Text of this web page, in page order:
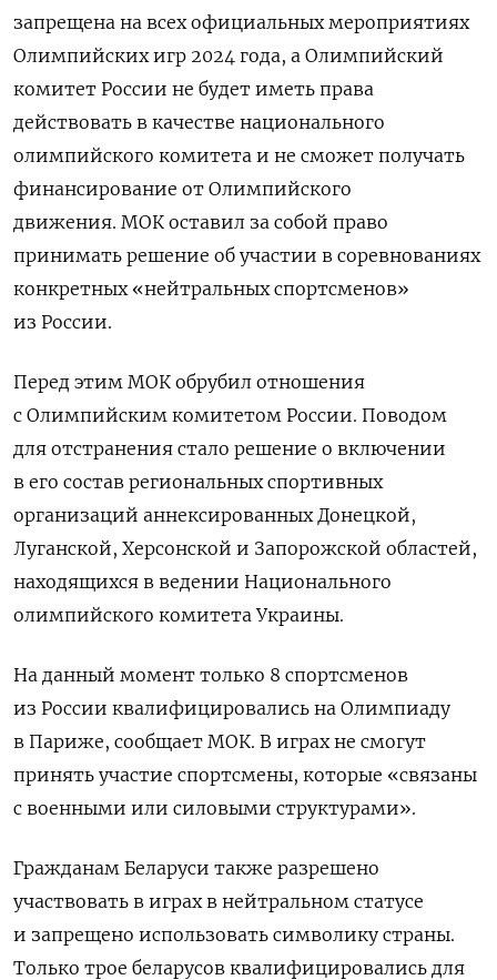
запрещена на всех официальных мероприятиях
Олимпийских игр 2024 года, а Олимпийский
комитет России не будет иметь права
действовать в качестве национального
олимпийского комитета и не сможет получать
финансирование от Олимпийского
движения. МОК оставил за собой право
принимать решение об участии в соревнованиях
конкретных «нейтральных спортсменов»
из России.
Перед этим МОК обрубил отношения
с Олимпийским комитетом России. Поводом
для отстранения стало решение о включении
в его состав региональных спортивных
организаций аннексированных Донецкой,
Луганской, Херсонской и Запорожской областей,
находящихся в ведении Национального
олимпийского комитета Украины.
На данный момент только 8 спортсменов
из России квалифицировались на Олимпиаду
в Париже, сообщает МОК. В играх не смогут
принять участие спортсмены, которые «связаны
с военными или силовыми структурами».
Гражданам Беларуси также разрешено
участвовать в играх в нейтральном статусе
и запрещено использовать символику страны.
Только трое беларусов квалифицировались для